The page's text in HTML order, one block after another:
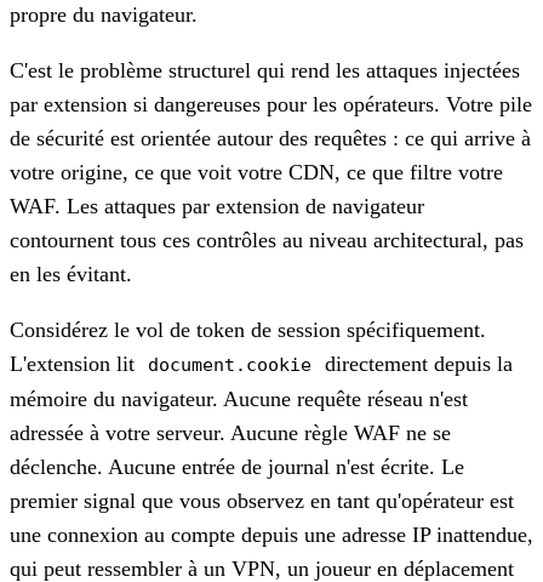
propre du navigateur.
C'est le problème structurel qui rend les attaques injectées
par extension si dangereuses pour les opérateurs. Votre pile
de sécurité est orientée autour des requêtes : ce qui arrive à
votre origine, ce que voit votre CDN, ce que filtre votre
WAF. Les attaques par extension de navigateur
contournent tous ces contrôles au niveau architectural, pas
en les évitant.
Considérez le vol de token de session spécifiquement.
L'extension lit
document.cookie
directement depuis la
mémoire du navigateur. Aucune requête réseau n'est
adressée à votre serveur. Aucune règle WAF ne se
déclenche. Aucune entrée de journal n'est écrite. Le
premier signal que vous observez en tant qu'opérateur est
une connexion au compte depuis une adresse IP inattendue,
qui peut ressembler à un VPN, un joueur en déplacement